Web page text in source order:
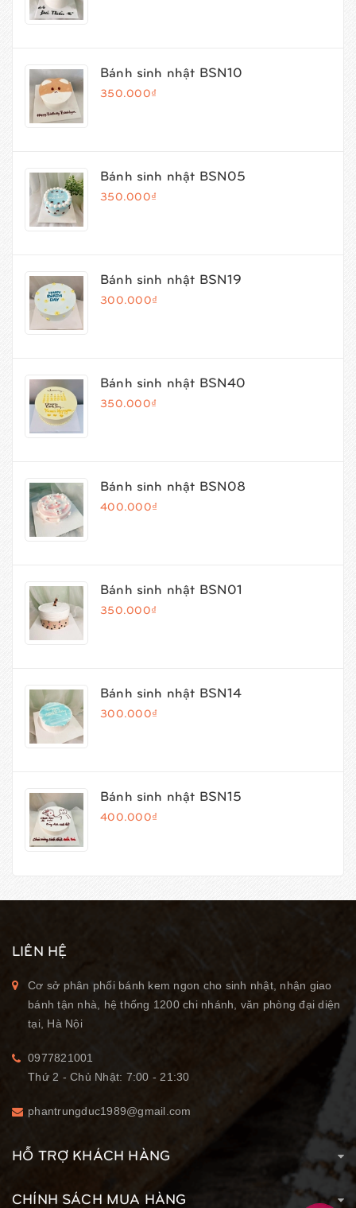
Bánh sinh nhật BSN10
350.000₫
Bánh sinh nhật BSN05
350.000₫
Bánh sinh nhật BSN19
300.000₫
Bánh sinh nhật BSN40
350.000₫
Bánh sinh nhật BSN08
400.000₫
Bánh sinh nhật BSN01
350.000₫
Bánh sinh nhật BSN14
300.000₫
Bánh sinh nhật BSN15
400.000₫
LIÊN HỆ
Cơ sở phân phối bánh kem ngon cho sinh nhật, nhận giao
bánh tận nhà, hệ thống 1200 chi nhánh, văn phòng đại diện
tại, Hà Nội
0977821001
Thứ 2 - Chủ Nhật: 7:00 - 21:30
phantrungduc1989@gmail.com
HỖ TRỢ KHÁCH HÀNG
CHÍNH SÁCH MUA HÀNG